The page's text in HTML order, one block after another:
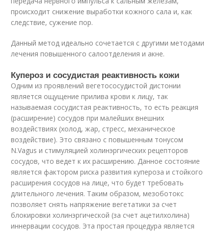
происходит снижение выработки кожного сала и, как
следствие, сужение пор.
Данный метод идеально сочетается с другими методами
лечения повышенного салоотделения и акне.
Купероз и сосудистая реактивность кожи
Одним из проявлений вегетососудистой дистонии
является ощущение прилива крови к лицу, так
называемая сосудистая реактивность, то есть реакция
(расширение) сосудов при малейших внешних
воздействиях (холод, жар, стресс, механическое
воздействие). Это связано с повышенным тонусом
N.Vagus и стимуляцией холинэргических рецепторов
сосудов, что ведет к их расширению. Данное состояние
является фактором риска развития купероза и стойкого
расширения сосудов на лице, что будет требовать
длительного лечения. Таким образом, мезоботокс
позволяет снять напряжение вегетатики за счет
блокировки холинэргической (за счет ацетилхолина)
иннервации сосудов. Эта простая процедура является